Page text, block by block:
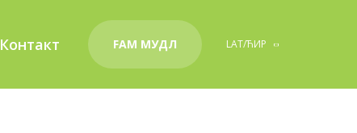
Контакт FAM MУДЛ LAT/ЋИР